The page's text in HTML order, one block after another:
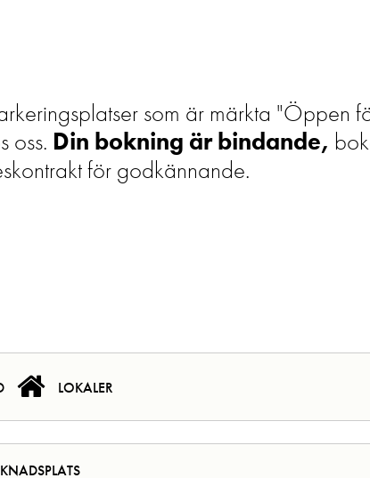
som är märkta "Öppen
oss. Din bokning är bindande,
för godkännande.
LOKALER